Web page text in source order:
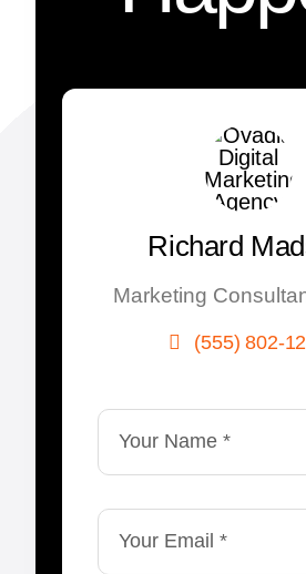
Richard
Marketing
(555) 802-